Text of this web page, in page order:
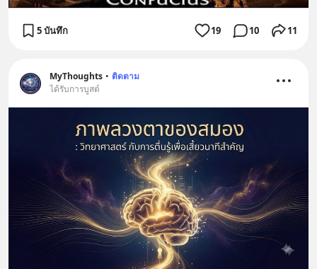
5 บันทึก 19 10 11
MyThoughts • ติดตาม
ได้รับการบูสต์